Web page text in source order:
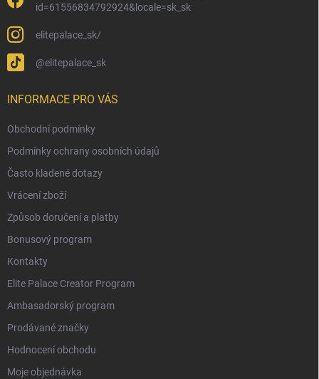
id=61556834792924&locale=sk_sk
elitepalace_sk/
@elitepalace_sk
INFORMACE PRO VÁS
Obchodní podmínky
Podmínky ochrany osobních údajů
Často kladené dotazy
Vrácení zboží
Způsob doručení a platby
Bonusový program
Kontakty
Elite Palace Creator Program
Ambasadorský program
Prodávané značky
Hodnocení obchodu
Moje objednávka